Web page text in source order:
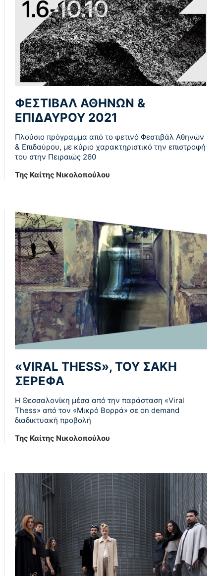
ΦΕΣΤΙΒΑΛ ΑΘΗΝΩΝ &
ΕΠΙΔΑΥΡΟΥ 2021
Πλούσιο πρόγραμμα από το φετινό Φεστιβάλ Αθηνών
& Επιδαύρου, με κύριο χαρακτηριστικό την επιστροφή
του στην Πειραιώς 260
Της Καίτης Νικολοπούλου
«VIRAL THESS», ΤΟΥ ΣΑΚΗ
ΣΕΡΕΦΑ
Η Θεσσαλονίκη μέσα από την παράσταση «Viral
Thess» από τον «Μικρό Βορρά» σε on demand
διαδικτυακή προβολή
Της Καίτης Νικολοπούλου